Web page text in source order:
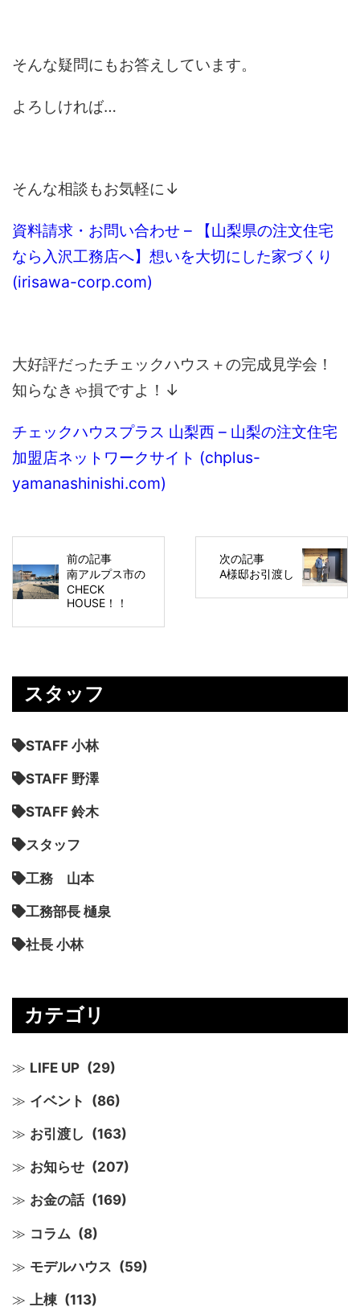
そんな疑問にもお答えしています。
よろしければ…
そんな相談もお気軽に↓
資料請求・お問い合わせ – 【山梨県の注文住宅
なら入沢工務店へ】想いを大切にした家づくり
(irisawa-corp.com)
大好評だったチェックハウス＋の完成見学会！
知らなきゃ損ですよ！↓
チェックハウスプラス 山梨西 – 山梨の注文住宅
加盟店ネットワークサイト (chplus-
yamanashinishi.com)
前の記事
南アルプス市の
CHECK
HOUSE！！
次の記事
A様邸お引渡し
スタッフ
STAFF 小林
STAFF 野澤
STAFF 鈴木
スタッフ
工務 山本
工務部長 樋泉
社長 小林
カテゴリ
LIFE UP (29)
イベント (86)
お引渡し (163)
お知らせ (207)
お金の話 (169)
コラム (8)
モデルハウス (59)
上棟 (113)